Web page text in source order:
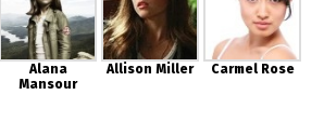
Alana
Mansour
Allison Miller Carmel Rose